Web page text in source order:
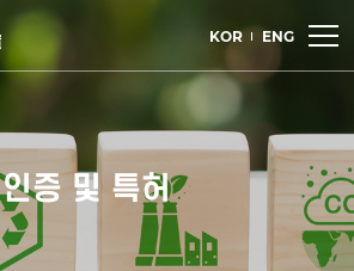
KOR ENG
인증 및 특허